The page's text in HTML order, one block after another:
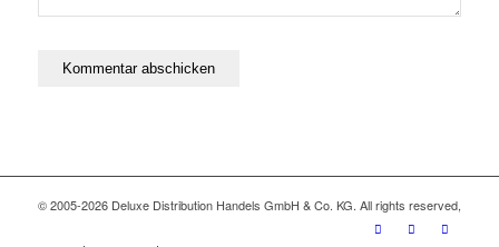
© 2005-2026 Deluxe Distribution Handels GmbH & Co. KG. All rights reserved,